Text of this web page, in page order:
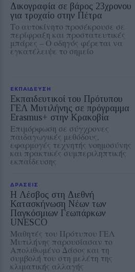
Δικογραφία σε βάρος 23χρονου
για τροχαίο στην Πέτρα
Το αυτοκίνητο προσέκρουσε σε
περίφραξη και προστατευτικές
μπάρες – Ο οδηγός φέρεται να
εγκατέλειψε το σημείο
ΕΚΠΑΙΔΕΥΣΗ
Εκπαιδευτικοί του Πρότυπου
ΓΕΛ Μυτιλήνης σε πρόγραμμα
Erasmus+ στην Κρακοβία
Επιμόρφωση σε σύγχρονες
παιδαγωγικές μεθόδους,
εφαρμογές τεχνητής νοημοσύνης
και πρακτικές συμπεριληπτικής
εκπαίδευσης
ΔΡΑΣΕΙΣ
Η Λέσβος στη Διεθνή
Κατασκήνωση Νέων των
Παγκόσμιων Γεωπάρκων
UNESCO
Μαθητές του Πρότυπου ΓΕΛ
Μυτιλήνης παρουσίασαν το
Απολιθωμένο Δάσος και τη
συμβολή του στη μελέτη της
κλιματικής αλλαγής